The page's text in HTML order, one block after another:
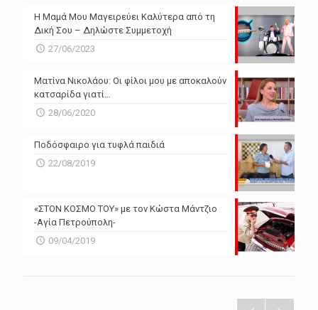
Η Μαμά Μου Μαγειρεύει Καλύτερα από τη
Δική Σου – Δηλώστε Συμμετοχή
27/06/2023
Ματίνα Νικολάου: Οι φίλοι μου με αποκαλούν
κατσαρίδα γιατί…
28/06/2020
Ποδόσφαιρο για τυφλά παιδιά
22/08/2019
«ΣΤΟΝ ΚΟΣΜΟ ΤΟΥ» με τον Κώστα Μάντζιο
-Αγία Πετρούπολη-
09/04/2019